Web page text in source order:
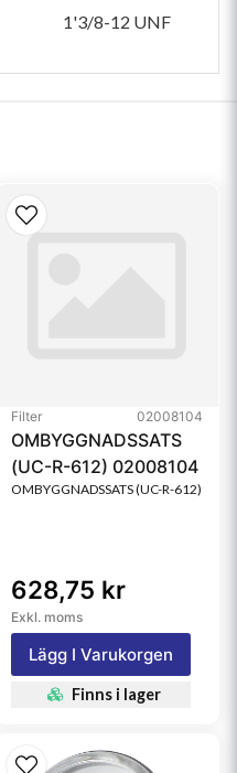
1'3/8-12 UNF
Filter 02008104
OMBYGGNADSSATS
(UC-R-612) 02008104
OMBYGGNADSSATS (UC-R-612)
628,75 kr
Exkl. moms
Lägg I Varukorgen
Finns i lager